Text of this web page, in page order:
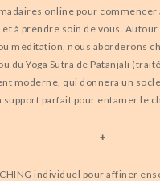
online pour
à prendre soin de vous. Autour
méditation, nous aborderons
du Yoga Sutra de Patanjali
moderne, qui donnera un
support parfait pour entamer le
+
individuel pour affiner